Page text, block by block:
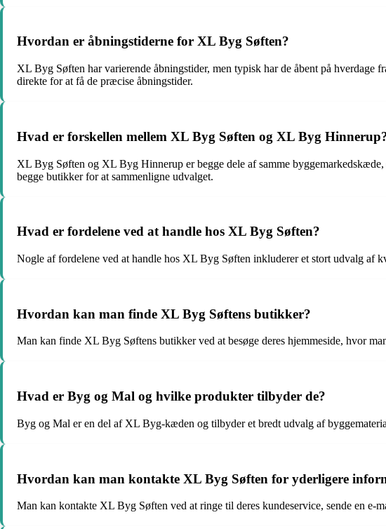
Hvordan er åbningstiderne for XL Byg Søften?
XL Byg Søften har varierende åbningstider, men typisk har de åbent på hverdage
direkte for at få de præcise åbningstider.
Hvad er forskellen mellem XL Byg Søften og XL Byg
XL Byg Søften og XL Byg Hinnerup er begge dele af samme
begge butikker for at sammenligne udvalget.
Hvad er fordelene ved at handle hos XL Byg Søften?
Nogle af fordelene ved at handle hos XL Byg Søften inkluderer et stort udvalg af
Hvordan kan man finde XL Byg Søftens butikker?
Man kan finde XL Byg Søftens butikker ved at besøge deres hjemmeside, hvor
Hvad er Byg og Mal og hvilke produkter tilbyder de?
Byg og Mal er en del af XL Byg-kæden og tilbyder et bredt udvalg af
Hvordan kan man kontakte XL Byg Søften for yderligere
Man kan kontakte XL Byg Søften ved at ringe til deres kundeservice, sende en e-